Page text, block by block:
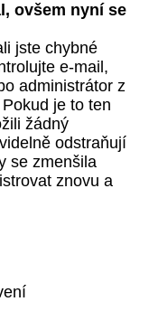
ovšem nyní se
jste chybné
e-mail,
administrátor z
je to ten
žádný
odstraňují
se zmenšila
znovu a